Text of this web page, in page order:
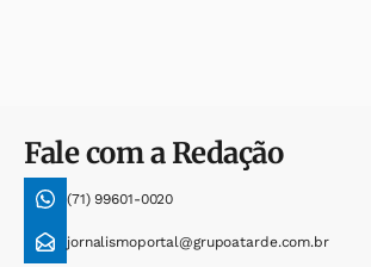
Fale com a Redação
(71) 99601-0020
jornalismoportal@grupoatarde.com.br